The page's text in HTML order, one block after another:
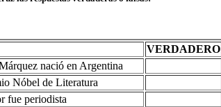
VERDADERO
nació en Argentina
Nóbel de Literatura
fue periodista